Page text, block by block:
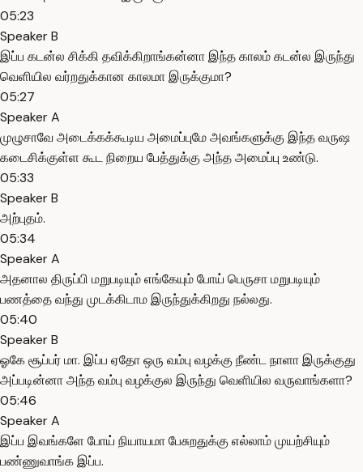
05:23
Speaker B
இப்ப கடன்ல சிக்கி தவிக்கிறாங்கன்னா இந்த காலம் கடன்ல இருந்து
வெளியில வர்றதுக்கான காலமா இருக்குமா?
05:27
Speaker A
முழுசாவே அடைக்கக்கூடிய அமைப்புமே அவங்களுக்கு இந்த வருஷ
கடைசிக்குள்ள கூட நிறைய பேத்துக்கு அந்த அமைப்பு உண்டு.
05:33
Speaker B
அற்புதம்.
05:34
Speaker A
அதனால திருப்பி மறுபடியும் எங்கேயும் போய் பெருசா மறுபடியும்
பணத்தை வந்து முடக்கிடாம இருந்துக்கிறது நல்லது.
05:40
Speaker B
ஓகே சூப்பர் மா. இப்ப ஏதோ ஒரு வம்பு வழக்கு நீண்ட நாளா இருக்குது
அப்படின்னா அந்த வம்பு வழக்குல இருந்து வெளியில வருவாங்களா?
05:46
Speaker A
இப்ப இவங்களே போய் நியாயமா பேசுறதுக்கு எல்லாம் முயற்சியும்
பண்ணுவாங்க இப்ப.